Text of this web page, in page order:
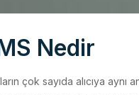
Nedir
çok sayıda alıcıya